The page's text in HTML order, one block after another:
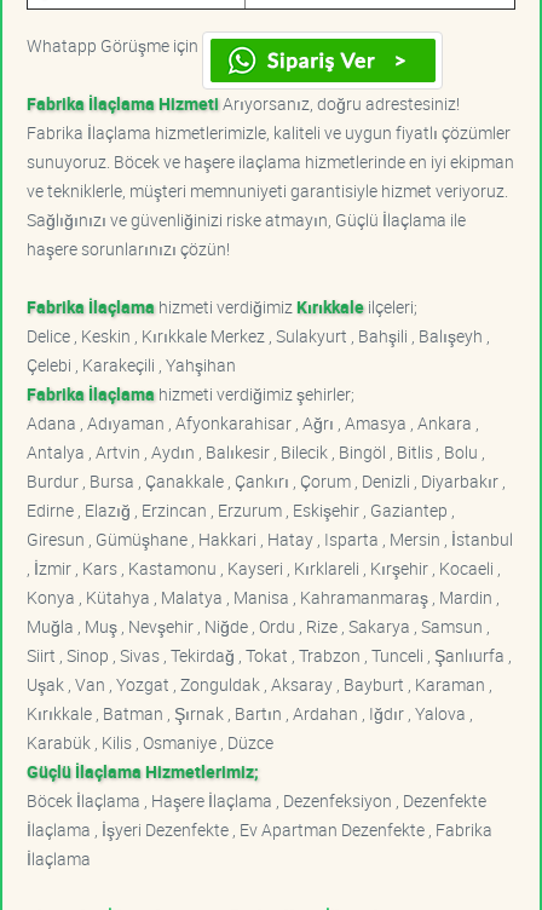
Whatapp Görüşme için
Fabrika İlaçlama HizmetiArıyorsanız, doğru adrestesiniz!
Fabrika İlaçlama hizmetlerimizle, kaliteli ve uygun fiyatlı çözümler
sunuyoruz. Böcek ve haşere ilaçlama hizmetlerinde en iyi ekipman
ve tekniklerle, müşteri memnuniyeti garantisiyle hizmet veriyoruz.
Sağlığınızı ve güvenliğinizi riske atmayın, Güçlü İlaçlama ile
haşere sorunlarınızı çözün!
Fabrika İlaçlama hizmeti verdiğimiz Kırıkkaleilçeleri;
Delice , Keskin , Kırıkkale Merkez , Sulakyurt , Bahşili , Balışeyh ,
Çelebi , Karakeçili , Yahşihan
Fabrika İlaçlama hizmeti verdiğimiz şehirler;
Adana , Adıyaman , Afyonkarahisar , Ağrı , Amasya , Ankara ,
Antalya , Artvin , Aydın , Balıkesir , Bilecik , Bingöl , Bitlis , Bolu ,
Burdur , Bursa , Çanakkale , Çankırı , Çorum , Denizli , Diyarbakır ,
Edirne , Elazığ , Erzincan , Erzurum , Eskişehir , Gaziantep ,
Giresun , Gümüşhane , Hakkari , Hatay , Isparta , Mersin , İstanbul
, İzmir , Kars , Kastamonu , Kayseri , Kırklareli , Kırşehir , Kocaeli ,
Konya , Kütahya , Malatya , Manisa , Kahramanmaraş , Mardin ,
Muğla , Muş , Nevşehir , Niğde , Ordu , Rize , Sakarya , Samsun ,
Siirt , Sinop , Sivas , Tekirdağ , Tokat , Trabzon , Tunceli , Şanlıurfa ,
Uşak , Van , Yozgat , Zonguldak , Aksaray , Bayburt , Karaman ,
Kırıkkale , Batman , Şırnak , Bartın , Ardahan , Iğdır , Yalova ,
Karabük , Kilis , Osmaniye , Düzce
Güçlü İlaçlama Hizmetlerimiz;
Böcek İlaçlama , Haşere İlaçlama , Dezenfeksiyon , Dezenfekte
İlaçlama , İşyeri Dezenfekte , Ev Apartman Dezenfekte , Fabrika
İlaçlama